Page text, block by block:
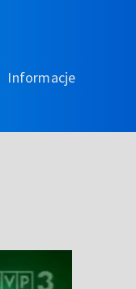
Informacje